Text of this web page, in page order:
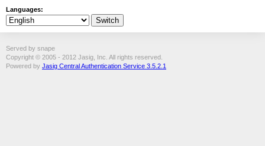
Languages:
Served by snape
Copyright © 2005 - 2012 Jasig, Inc. All rights reserved.
Powered by Jasig Central Authentication Service 3.5.2.1